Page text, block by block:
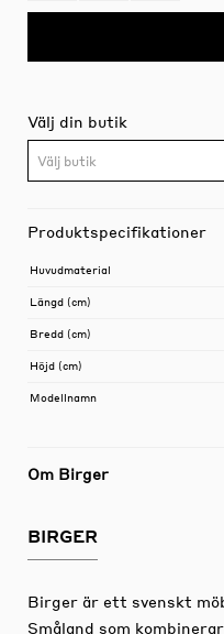
Välj din butik
Välj butik
Produktspecifikationer
Huvudmaterial
Längd (cm)
Bredd (cm)
Höjd (cm)
Modellnamn
Om Birger
BIRGER
Birger är ett svenskt
Småland som